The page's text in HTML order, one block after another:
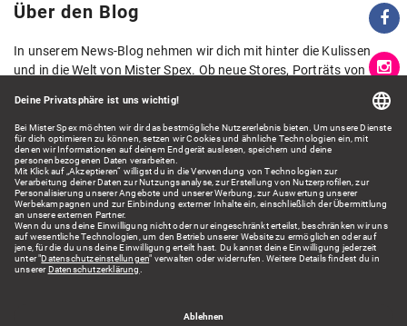
Über den Blog
In unserem News-Blog nehmen wir dich mit hinter die Kulissen
und in die Welt von Mister Spex. Ob neue Stores, Porträts von
Fakten aus der Welt der Augenoptik: Hier lernst du Mister Spex
aus verschiedenen Blickwinkeln kennen und erhältst spannende
Einblicke.
Wir freuen uns auf dein Feedback!
Kontakt: presse@misterspex.de